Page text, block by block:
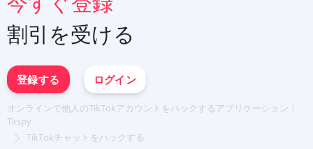
割引を受ける
登録する ログイン
オンラインで他人のTikTokアカウントをハックするアプリケーション｜
Tkspy
TikTokチャットをハックする
Deutsch
Español
中文
Français
English
Хинди हिन्दी
Italiano